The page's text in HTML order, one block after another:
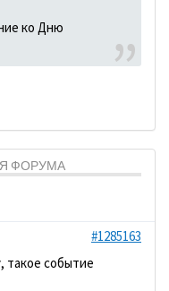
ко Дню
ФОРУМА
#1285163
событие